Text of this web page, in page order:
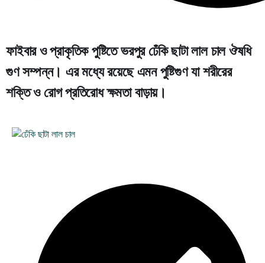
ফাইবার ও প্রাকৃতিক পুষ্টিতে ভরপুর ঢেঁকি ছাটা লাল চাল ঔষধি
গুণ সম্পন্ন। এর মধ্যে রয়েছে এমন পুষ্টিগুণ যা শরীরের
শক্তি ও রোগ প্রতিরোধ ক্ষমতা বাড়ায়।